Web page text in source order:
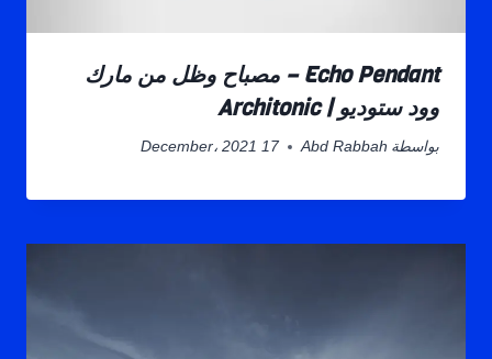
Echo Pendant – مصباح وظل من مارك
وود ستوديو | Architonic
بواسطة Abd Rabbah 17 December، 2021